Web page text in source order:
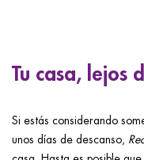
Tu casa, lejos
Si estás considerando
unos días de descanso,